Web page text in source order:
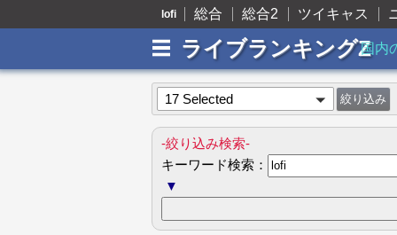
lofi 総合 総合2 ツイキャス
ライブランキングZ国内
17 Selected
-絞り込み検索-
キーワード検索：
▼